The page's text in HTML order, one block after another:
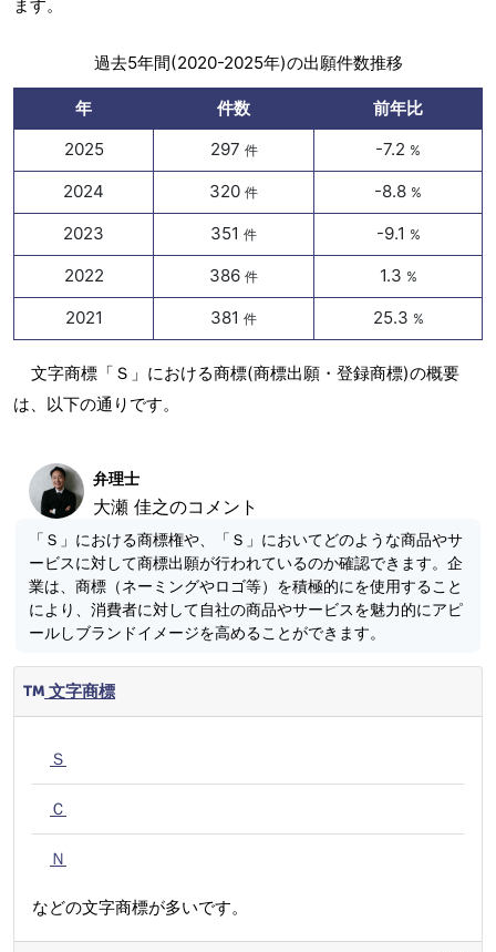
ます。
過去5年間(2020-2025年)の出願件数推移
年 件数
前年比
2025
297 件 -7.2 %
2024 320 件 -8.8 %
2023 351 件 -9.1 %
2022 386 件 1.3 %
2021 381 件 25.3 %
文字商標「Ｓ」における商標(商標出願・登録商標)の概要
は、以下の通りです。
弁理士
大瀬 佳之のコメント
「Ｓ」における商標権や、「Ｓ」においてどのような商品やサ
ービスに対して商標出願が行われているのか確認できます。企
業は、商標（ネーミングやロゴ等）を積極的にを使用すること
により、消費者に対して自社の商品やサービスを魅力的にアピ
ールしブランドイメージを高めることができます。
文字商標
Ｓ
Ｃ
Ｎ
などの文字商標が多いです。